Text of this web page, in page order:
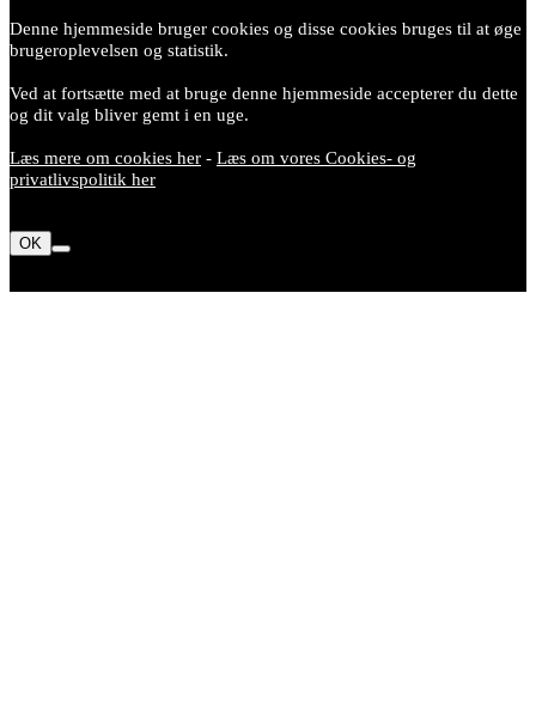
Denne hjemmeside bruger cookies og disse cookies bruges til at øge
brugeroplevelsen og statistik.
Ved at fortsætte med at bruge denne hjemmeside accepterer du dette
og dit valg bliver gemt i en uge.
Læs mere om cookies her - Læs om vores Cookies- og
privatlivspolitik her
OK